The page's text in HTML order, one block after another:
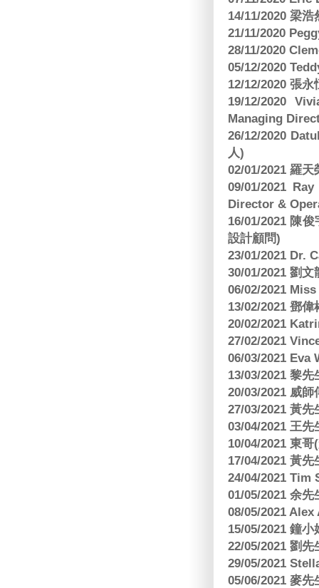
14/11/2020 梁
21/11/2020
28/11/2020
05/12/2020
12/12/2020 張
19/12/2020
Managing
26/12/2020
人)
02/01/2021 羅
09/01/2021
Director &
16/01/2021 陳
設計顧問)
23/01/2021 Dr.
30/01/2021 劉
06/02/2021
13/02/2021 鄧
20/02/2021
27/02/2021
06/03/2021 Eva
13/03/2021 黎
20/03/2021 威
27/03/2021 黃
03/04/2021 王
10/04/2021 東
17/04/2021 黃
24/04/2021 Tim
01/05/2021 余
08/05/2021
15/05/2021 鐘
22/05/2021 劉
29/05/2021
05/06/2021 麥